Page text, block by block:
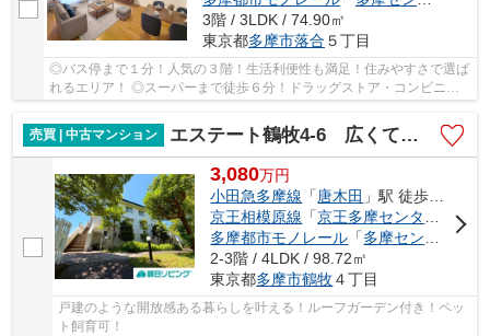
3階 / 3LDK / 74.90㎡
東京都多摩市落合 ５丁目
◎バス停まで１分！人気の３階！生活利便性も満足！住みやすさで選ば
れるエリア！ ◎スーパーまで徒歩６分！ドラッグストア・コンビニも
売買 | 中古マンション
エステート鶴牧4-6 広くて快適！戸建て感覚で暮らせる！
3,080万円
小田急多摩線 「 唐木田 」駅 徒歩16分
京王相模原線 「京王多摩センター
」駅
多摩都市モノレール 「多摩センター
」駅
2-3階 / 4LDK / 98.72㎡
東京都多摩市鶴牧４丁目
戸建のような開放感ある暮らしを叶える！ルーフガーデン付き！ペッ
ト飼育可！